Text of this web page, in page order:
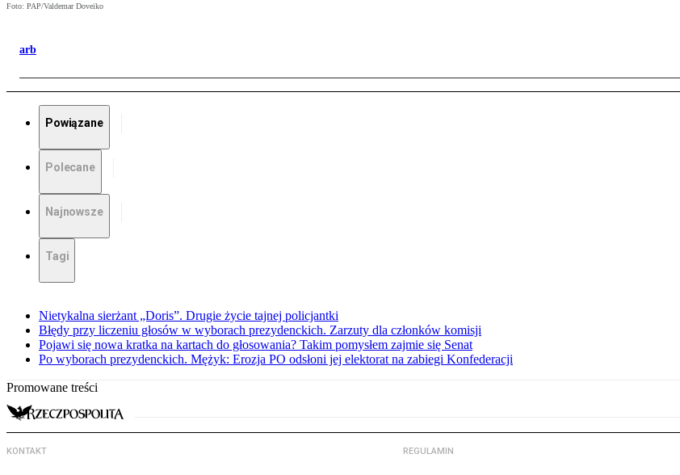
Foto: PAP/Valdemar Doveiko
arb
Powiązane
Polecane
Najnowsze
Tagi
Nietykalna sierżant „Doris”. Drugie życie tajnej policjantki
Błędy przy liczeniu głosów w wyborach prezydenckich. Zarzuty dla członków komisji
Pojawi się nowa kratka na kartach do głosowania? Takim pomysłem zajmie się Senat
Po wyborach prezydenckich. Mężyk: Erozja PO odsłoni jej elektorat na zabiegi Konfederacji
Promowane treści
KONTAKT REGULAMIN